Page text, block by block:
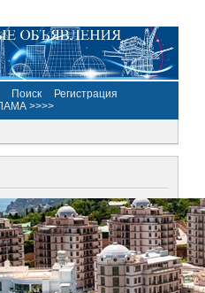
Поиск
Регистрация
>>>>